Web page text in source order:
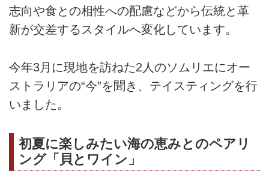
志向や食との相性への配慮などから伝統と革
新が交差するスタイルへ変化しています。
今年3月に現地を訪ねた2人のソムリエにオー
ストラリアの“今”を聞き、テイスティングを行
いました。
初夏に楽しみたい海の恵みとのペアリ
ング「貝とワイン」